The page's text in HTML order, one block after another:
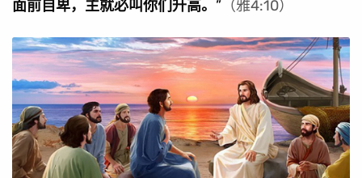
面前自卑，主就必叫你们升高。 ” （雅4:10）